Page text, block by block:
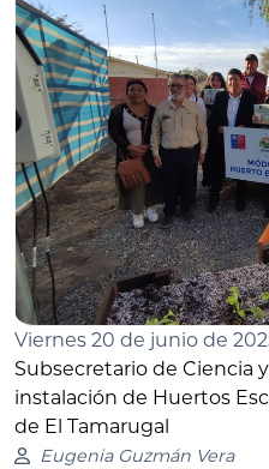
Viernes 20 de junio de
Subsecretario de Ciencia
instalación de Huertos
de El Tamarugal
Eugenia Guzmán Vera